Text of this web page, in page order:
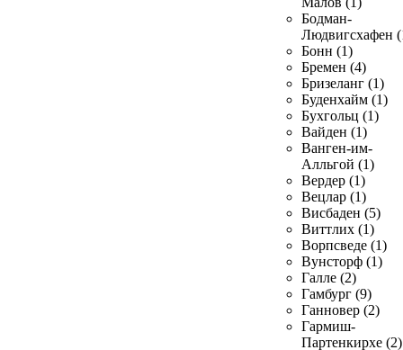
Бодман-
Людвигсхафен
Бонн (1)
Бремен (4)
Бризеланг (1)
Буденхайм (1)
Бухгольц (1)
Вайден (1)
Ванген-им-
Алльгой (1)
Вердер (1)
Вецлар (1)
Висбаден (5)
Виттлих (1)
Ворпсведе (1)
Вунсторф (1)
Галле (2)
Гамбург (9)
Ганновер (2)
Гармиш-
Партенкирхе (2)